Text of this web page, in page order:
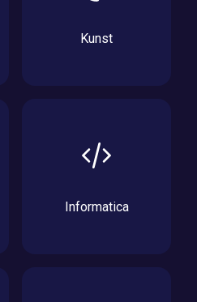
Kunst
Informatica